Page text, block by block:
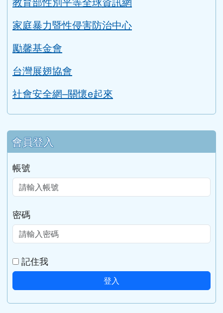
草漯國中性平專區
教育部性別平等全球資訊網
家庭暴力暨性侵害防治中心
勵馨基金會
台灣展翅協會
會員登入
帳號
密碼
記住我